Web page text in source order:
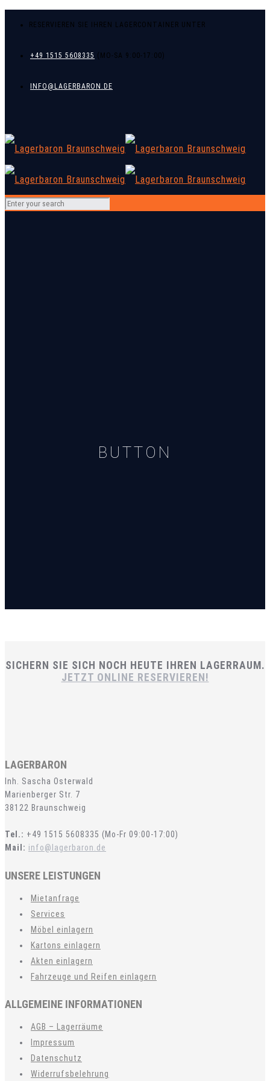
RESERVIEREN SIE IHREN LAGERCONTAINER UNTER
+49 1515 5608335
INFO@LAGERBARON.DE
BUTTON
SICHERN SIE SICH NOCH HEUTE IHREN LAGERRAUM.
JETZT ONLINE RESERVIEREN!
LAGERBARON
Inh. Sascha Osterwald
Marienberger Str. 7
38122 Braunschweig
Tel.: +49 1515 5608335 (Mo-Fr 09:00-17:00)
Mail: info@lagerbaron.de
UNSERE LEISTUNGEN
Mietanfrage
Services
Möbel einlagern
Kartons einlagern
Akten einlagern
Fahrzeuge und Reifen einlagern
ALLGEMEINE INFORMATIONEN
AGB – Lagerräume
Impressum
Datenschutz
Widerrufsbelehrung